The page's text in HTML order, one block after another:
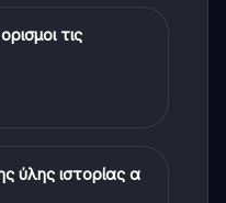
τις
ύλης ιστορίας α